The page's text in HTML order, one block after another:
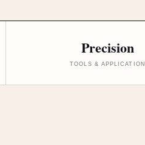
Precision
TOOLS & APPLICATION